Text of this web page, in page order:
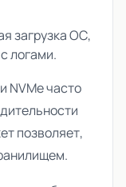
загрузка ОС,
логами.
NVMe часто
позволяет,